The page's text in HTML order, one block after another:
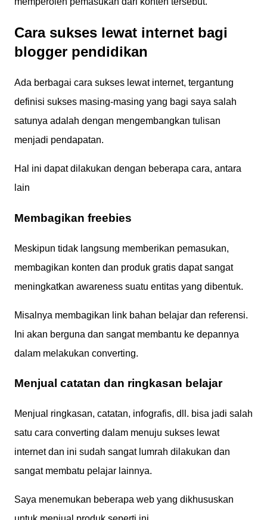
Cara sukses lewat internet bagi
blogger pendidikan
Ada berbagai cara sukses lewat internet, tergantung
definisi sukses masing-masing yang bagi saya salah
satunya adalah dengan mengembangkan tulisan
menjadi pendapatan.
Hal ini dapat dilakukan dengan beberapa cara, antara
lain
Membagikan freebies
Meskipun tidak langsung memberikan pemasukan,
membagikan konten dan produk gratis dapat sangat
meningkatkan awareness suatu entitas yang dibentuk.
Misalnya membagikan link bahan belajar dan referensi.
Ini akan berguna dan sangat membantu ke depannya
dalam melakukan converting.
Menjual catatan dan ringkasan belajar
Menjual ringkasan, catatan, infografis, dll. bisa jadi salah
satu cara converting dalam menuju sukses lewat
internet dan ini sudah sangat lumrah dilakukan dan
sangat membatu pelajar lainnya.
Saya menemukan beberapa web yang dikhususkan